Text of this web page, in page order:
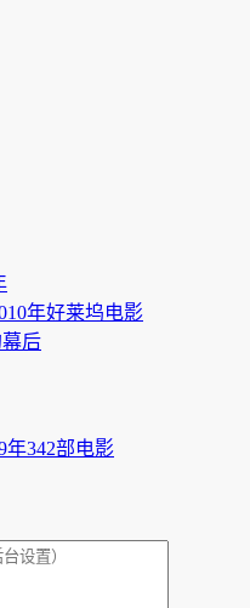
年好莱坞电影
后
年342部电影